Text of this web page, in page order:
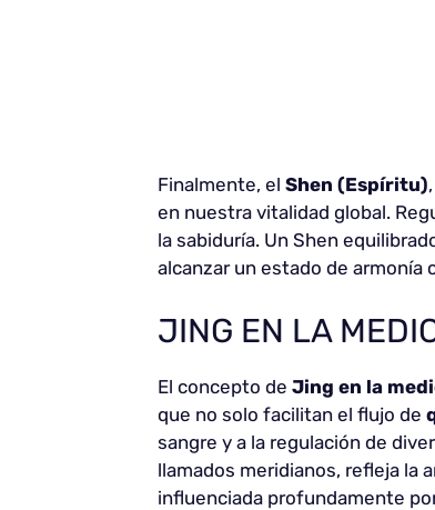
Finalmente, el Shen (Espíritu)
en nuestra vitalidad global.
la sabiduría. Un Shen
alcanzar un estado de armonía
JING EN LA
El concepto de Jing en la
que no solo facilitan el flujo de
sangre y a la regulación de
llamados meridianos, refleja la
influenciada profundamente